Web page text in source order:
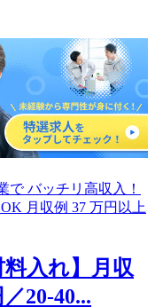
料入れ】月収
20-40...